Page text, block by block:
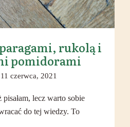
rukolą i
pomidorami
11 czerwca, 2021
pisałam, lecz warto sobie
do tej wiedzy. To